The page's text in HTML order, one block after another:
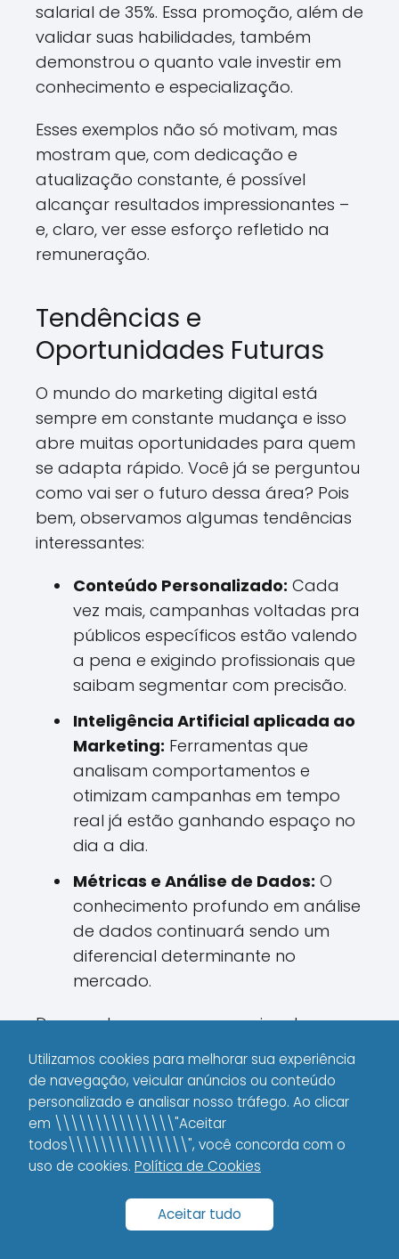
salarial de 35%. Essa promoção, além de
validar suas habilidades, também
demonstrou o quanto vale investir em
conhecimento e especialização.
Esses exemplos não só motivam, mas
mostram que, com dedicação e
atualização constante, é possível
alcançar resultados impressionantes –
e, claro, ver esse esforço refletido na
remuneração.
Tendências e
Oportunidades Futuras
O mundo do marketing digital está
sempre em constante mudança e isso
abre muitas oportunidades para quem
se adapta rápido. Você já se perguntou
como vai ser o futuro dessa área? Pois
bem, observamos algumas tendências
interessantes:
Conteúdo Personalizado: Cada
vez mais, campanhas voltadas pra
públicos específicos estão valendo
a pena e exigindo profissionais que
saibam segmentar com precisão.
Inteligência Artificial aplicada ao
Marketing: Ferramentas que
analisam comportamentos e
otimizam campanhas em tempo
real já estão ganhando espaço no
dia a dia.
Métricas e Análise de Dados: O
conhecimento profundo em análise
de dados continuará sendo um
diferencial determinante no
mercado.
De acordo com uma pesquisa do
Marketing Trends (2023), 68% dos
profissionais que investem em
especialização em análise de dados
relatam melhores oportunidades de
crescimento na carreira. Essa é uma
tendência que vale a pena ficar de
Utilizamos cookies para melhorar sua experiência
de navegação, veicular anúncios ou conteúdo
personalizado e analisar nosso tráfego. Ao clicar
em \\\\\\\\\\\\\\\"Aceitar
todos\\\\\\\\\\\\\\\", você concorda com o
uso de cookies. Política de Cookies
Aceitar tudo